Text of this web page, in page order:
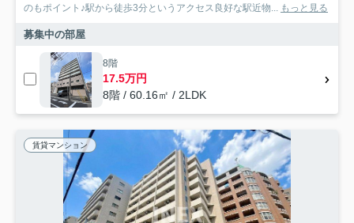
のもポイント♪駅から徒歩3分というアクセス良好な駅近物...
もっと見る
募集中の部屋
8階
17.5万円
8階 / 60.16㎡ / 2LDK
賃貸マンション